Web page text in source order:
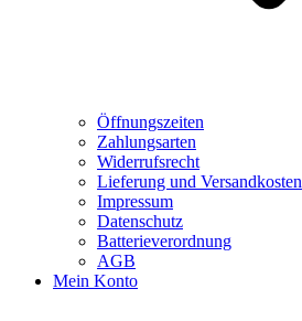
Öffnungszeiten
Zahlungsarten
Widerrufsrecht
Lieferung und Versandkosten
Impressum
Datenschutz
Batterieverordnung
AGB
Mein Konto